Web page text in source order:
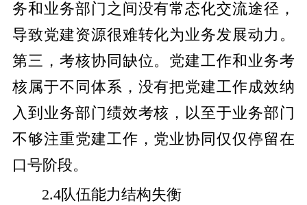
务和业务部门之间没有常态化交流途径，
导致党建资源很难转化为业务发展动力。
第三，考核协同缺位。党建工作和业务考
核属于不同体系，没有把党建工作成效纳
入到业务部门绩效考核，以至于业务部门
不够注重党建工作，党业协同仅仅停留在
口号阶段。
2.4队伍能力结构失衡